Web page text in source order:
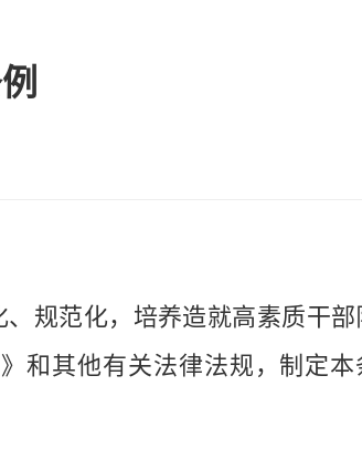
范化，培养造就高素质干部
和其他有关法律法规，制定本